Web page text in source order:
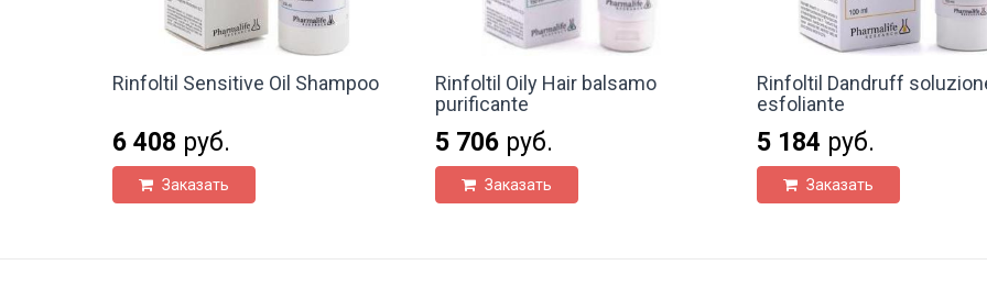
Rinfoltil Sensitive Oil Shampoo
6 408 руб.
Заказать
Rinfoltil Oily Hair balsamo
purificante
5 706руб.
Заказать
Rinfoltil Dandruff
esfoliante
5 184 руб.
Заказать